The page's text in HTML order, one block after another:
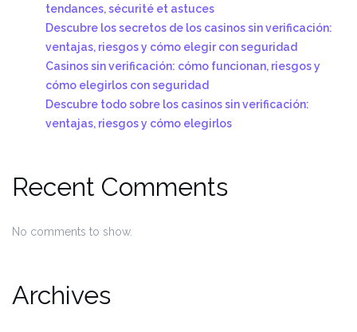
tendances, sécurité et astuces
Descubre los secretos de los casinos sin verificación:
ventajas, riesgos y cómo elegir con seguridad
Casinos sin verificación: cómo funcionan, riesgos y
cómo elegirlos con seguridad
Descubre todo sobre los casinos sin verificación:
ventajas, riesgos y cómo elegirlos
Recent Comments
No comments to show.
Archives